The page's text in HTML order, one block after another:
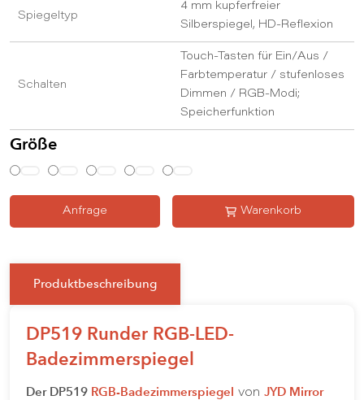
Spiegeltyp
4 mm kupferfreier
Silberspiegel, HD-Reflexion
Schalten
Touch-Tasten für Ein/Aus /
Farbtemperatur / stufenloses
Dimmen / RGB-Modi;
Speicherfunktion
Größe
Anfrage Warenkorb
Produktbeschreibung
DP519 Runder RGB-LED-
Badezimmerspiegel
Der DP519 RGB-Badezimmerspiegel von JYD Mirror